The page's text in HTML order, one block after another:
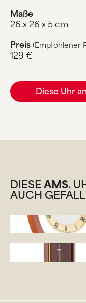
Maße
26 x 26 x 5 cm
Preis(Empfohlener
129 €
Diese Uhr
DIESEAMS.
AUCH